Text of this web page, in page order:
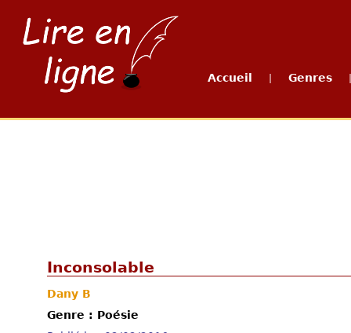
Accueil Genres
Inconsolable
Dany B
Genre : Poésie